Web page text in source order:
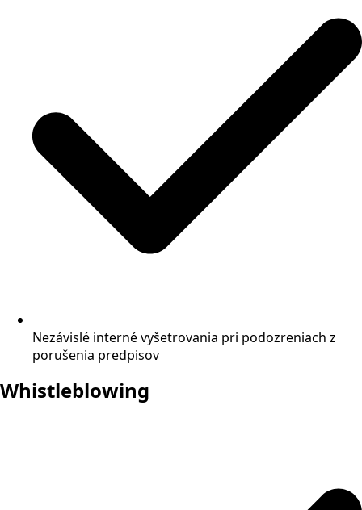
Nezávislé interné vyšetrovania pri podozreniach z
porušenia predpisov
Whistleblowing